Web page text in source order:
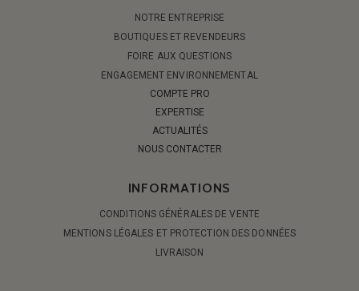
NOTRE ENTREPRISE
BOUTIQUES ET REVENDEURS
FOIRE AUX QUESTIONS
ENGAGEMENT ENVIRONNEMENTAL
COMPTE PRO
EXPERTISE
ACTUALITÉS
NOUS CONTACTER
INFORMATIONS
CONDITIONS GÉNÉRALES DE VENTE
MENTIONS LÉGALES ET PROTECTION DES DONNÉES
LIVRAISON